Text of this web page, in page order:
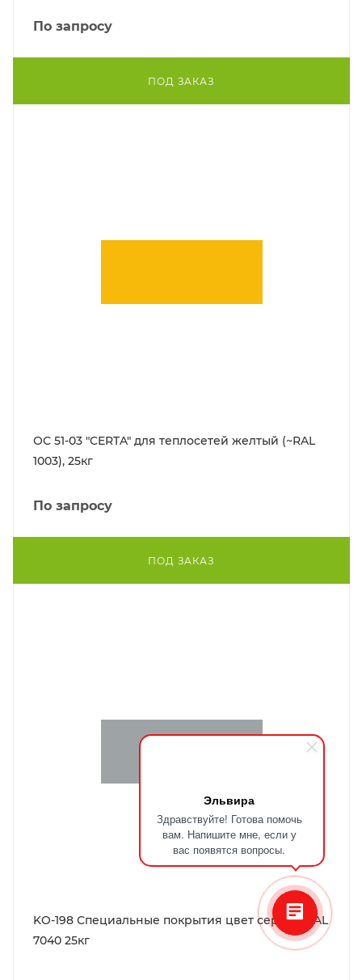
Эльвира
Здравствуйте! Готова помочь
вам. Напишите мне, если у
вас появятся вопросы.
По запросу
ПОД ЗАКАЗ
ОС 51-03 "CERTA" для теплосетей желтый (~RAL
1003), 25кг
По запросу
ПОД ЗАКАЗ
KO-198 Специальные покрытия цвет серый ~RAL
7040 25кг